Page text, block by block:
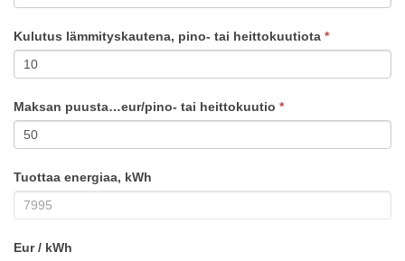
Kulutus lämmityskautena, pino- tai heittokuutiota *
Maksan puusta…eur/pino- tai heittokuutio *
Tuottaa energiaa, kWh
Eur / kWh